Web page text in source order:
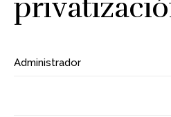
Administrador